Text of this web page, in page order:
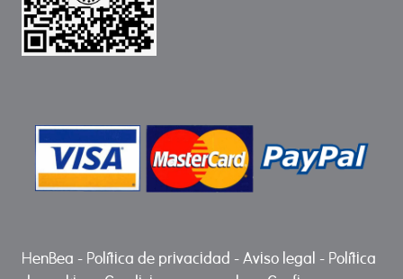
HenBea - Política de privacidad -Aviso legal - Política